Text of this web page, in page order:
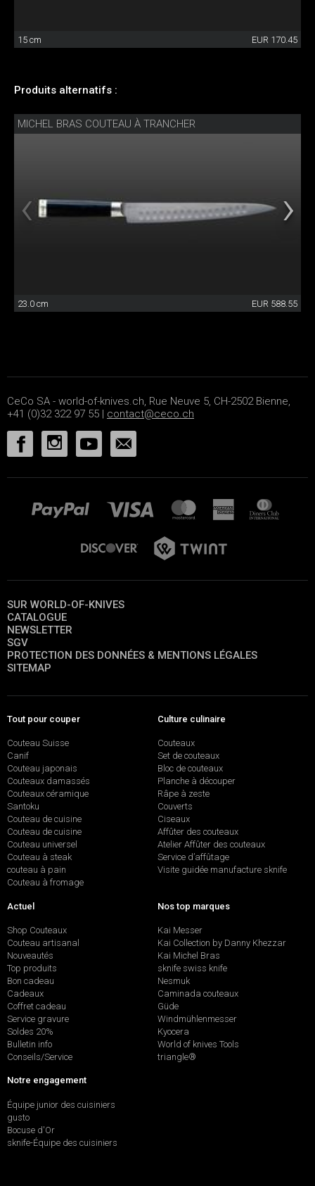
15 cm EUR 170.45
Produits alternatifs :
MICHEL BRAS COUTEAU À TRANCHER
23.0 cm EUR 588.55
CeCo SA - world-of-knives.ch, Rue Neuve 5, CH-2502 Bienne,
+41 (0)32 322 97 55 | contact@ceco.ch
SUR WORLD-OF-KNIVES
CATALOGUE
NEWSLETTER
SGV
PROTECTION DES DONNÉES & MENTIONS LÉGALES
SITEMAP
Tout pour couper
Couteau Suisse
Canif
Couteau japonais
Couteaux damassés
Couteaux céramique
Santoku
Couteau de cuisine
Couteau de cuisine
Couteau universel
Couteau à steak
couteau à pain
Couteau à fromage
Culture culinaire
Couteaux
Set de couteaux
Bloc de couteaux
Planche à découper
Râpe à zeste
Couverts
Ciseaux
Affûter des couteaux
Atelier Affûter des couteaux
Service d’affûtage
Visite guidée manufacture sknife
Actuel
Shop Couteaux
Couteau artisanal
Nouveautés
Top produits
Bon cadeau
Cadeaux
Coffret cadeau
Service gravure
Soldes 20%
Bulletin info
Conseils/Service
Nos top marques
Kai Messer
Kai Collection by Danny Khezzar
Kai Michel Bras
sknife swiss knife
Nesmuk
Caminada couteaux
Güde
Windmühlenmesser
Kyocera
World of knives Tools
triangle®
Notre engagement
Équipe junior des cuisiniers
gusto
Bocuse d'Or
sknife-Équipe des cuisiniers